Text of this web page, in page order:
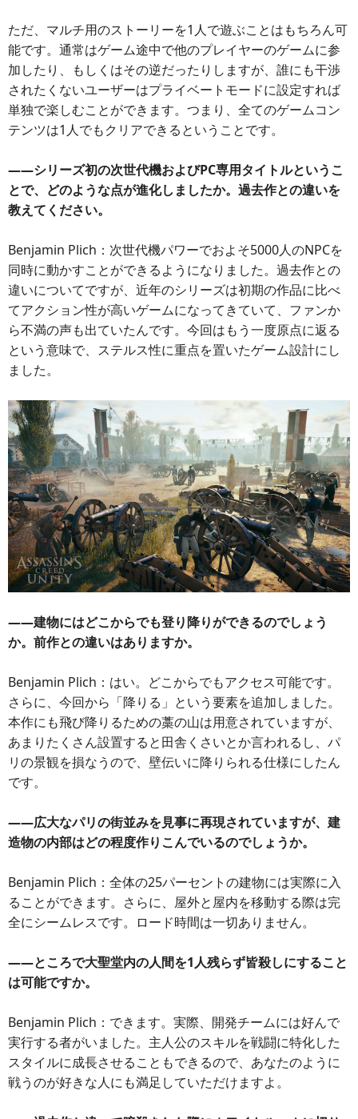
ただ、マルチ用のストーリーを1人で遊ぶことはもちろん可
能です。通常はゲーム途中で他のプレイヤーのゲームに参
加したり、もしくはその逆だったりしますが、誰にも干渉
されたくないユーザーはプライベートモードに設定すれば
単独で楽しむことができます。つまり、全てのゲームコン
テンツは1人でもクリアできるということです。
――シリーズ初の次世代機およびPC専用タイトルというこ
とで、どのような点が進化しましたか。過去作との違いを
教えてください。
Benjamin Plich：次世代機パワーでおよそ5000人のNPCを
同時に動かすことができるようになりました。過去作との
違いについてですが、近年のシリーズは初期の作品に比べ
てアクション性が高いゲームになってきていて、ファンか
ら不満の声も出ていたんです。今回はもう一度原点に返る
という意味で、ステルス性に重点を置いたゲーム設計にし
ました。
――建物にはどこからでも登り降りができるのでしょう
か。前作との違いはありますか。
Benjamin Plich：はい。どこからでもアクセス可能です。
さらに、今回から「降りる」という要素を追加しました。
本作にも飛び降りるための藁の山は用意されていますが、
あまりたくさん設置すると田舎くさいとか言われるし、パ
リの景観を損なうので、壁伝いに降りられる仕様にしたん
です。
――広大なパリの街並みを見事に再現されていますが、建
造物の内部はどの程度作りこんでいるのでしょうか。
Benjamin Plich：全体の25パーセントの建物には実際に入
ることができます。さらに、屋外と屋内を移動する際は完
全にシームレスです。ロード時間は一切ありません。
――ところで大聖堂内の人間を1人残らず皆殺しにすること
は可能ですか。
Benjamin Plich：できます。実際、開発チームには好んで
実行する者がいました。主人公のスキルを戦闘に特化した
スタイルに成長させることもできるので、あなたのように
戦うのが好きな人にも満足していただけますよ。